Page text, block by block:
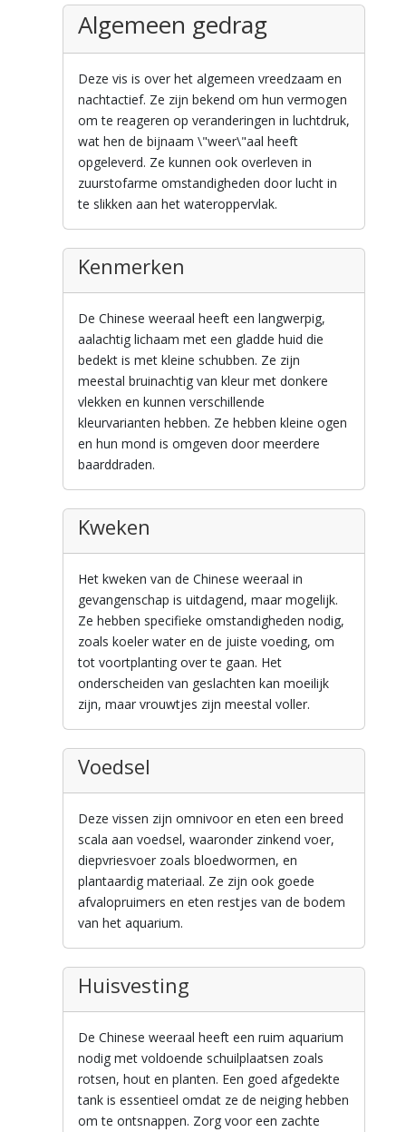
Algemeen gedrag
Deze vis is over het algemeen vreedzaam en
nachtactief. Ze zijn bekend om hun vermogen
om te reageren op veranderingen in luchtdruk,
wat hen de bijnaam \"weer\"aal heeft
opgeleverd. Ze kunnen ook overleven in
zuurstofarme omstandigheden door lucht in
te slikken aan het wateroppervlak.
Kenmerken
De Chinese weeraal heeft een langwerpig,
aalachtig lichaam met een gladde huid die
bedekt is met kleine schubben. Ze zijn
meestal bruinachtig van kleur met donkere
vlekken en kunnen verschillende
kleurvarianten hebben. Ze hebben kleine ogen
en hun mond is omgeven door meerdere
baarddraden.
Kweken
Het kweken van de Chinese weeraal in
gevangenschap is uitdagend, maar mogelijk.
Ze hebben specifieke omstandigheden nodig,
zoals koeler water en de juiste voeding, om
tot voortplanting over te gaan. Het
onderscheiden van geslachten kan moeilijk
zijn, maar vrouwtjes zijn meestal voller.
Voedsel
Deze vissen zijn omnivoor en eten een breed
scala aan voedsel, waaronder zinkend voer,
diepvriesvoer zoals bloedwormen, en
plantaardig materiaal. Ze zijn ook goede
afvalopruimers en eten restjes van de bodem
van het aquarium.
Huisvesting
De Chinese weeraal heeft een ruim aquarium
nodig met voldoende schuilplaatsen zoals
rotsen, hout en planten. Een goed afgedekte
tank is essentieel omdat ze de neiging hebben
om te ontsnappen. Zorg voor een zachte